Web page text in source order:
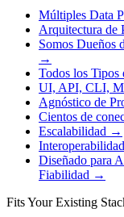
Múltiples Data
Arquitectura de
Somos Dueños
→
Todos los Tipos
UI, API, CLI,
Agnóstico de
Cientos de
Escalabilidad →
Diseñado para
Fiabilidad →
Fits Your Existing